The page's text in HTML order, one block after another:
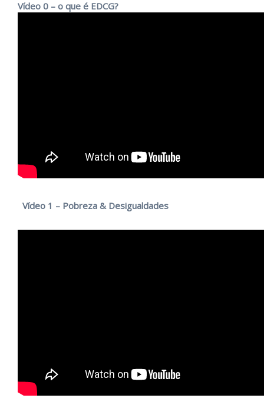
Vídeo 0 – o que é EDCG?
Vídeo 1 – Pobreza & Desigualdades